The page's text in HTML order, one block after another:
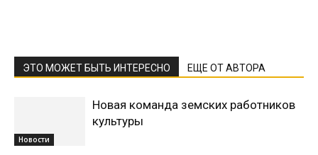
ЭТО МОЖЕТ БЫТЬ ИНТЕРЕСНО ЕЩЕ ОТ АВТОРА
Новости
Новая команда земских работников
культуры